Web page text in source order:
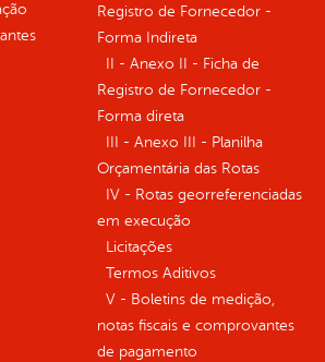
Registro de Fornecedor -
Forma Indireta
II - Anexo II - Ficha de
Registro de Fornecedor -
Forma direta
III - Anexo III - Planilha
Orçamentária das Rotas
IV - Rotas georreferenciadas
em execução
Licitações
Termos Aditivos
V - Boletins de medição,
notas fiscais e comprovantes
de pagamento